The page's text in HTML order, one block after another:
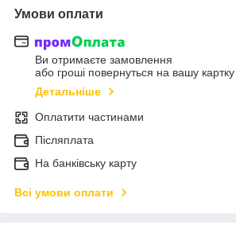
Умови оплати
Ви отримаєте замовлення
або гроші повернуться на вашу картку
Детальніше
Оплатити частинами
Післяплата
На банківську карту
Всі умови оплати